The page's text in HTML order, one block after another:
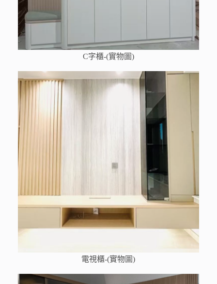
C字櫃-(實物圖)
電視櫃-(實物圖)